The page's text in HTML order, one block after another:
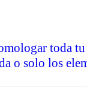
toda
o solo los